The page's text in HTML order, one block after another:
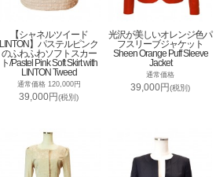
【シャネルツイード
LINTON】パステルピンク
のふわふわソフトスカー
ト/Pastel Pink Soft Skirt with
LINTON Tweed
通常価格 120,000円
39,000円(税別)
光沢が美しいオレンジ色パ
フスリーブジャケット
Sheen Orange Puff Sleeve
Jacket
通常価格
39,000円(税別)